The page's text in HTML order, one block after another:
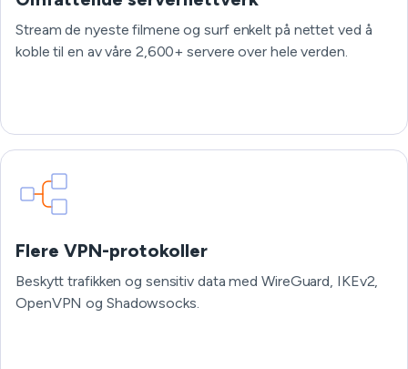
Stream de nyeste filmene og surf enkelt på nettet ved å
koble til en av våre 2,600+ servere over hele verden.
Flere VPN-protokoller
Beskytt trafikken og sensitiv data med WireGuard, IKEv2,
OpenVPN og Shadowsocks.